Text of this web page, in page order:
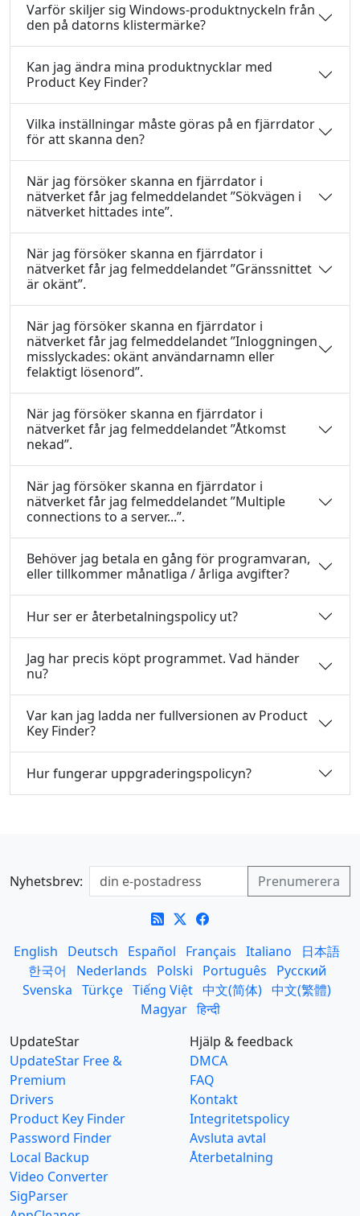
Varför skiljer sig Windows-produktnyckeln från
den på datorns klistermärke?
Kan jag ändra mina produktnycklar med
Product Key Finder?
Vilka inställningar måste göras på en fjärrdator
för att skanna den?
När jag försöker skanna en fjärrdator i
nätverket får jag felmeddelandet ”Sökvägen i
nätverket hittades inte”.
När jag försöker skanna en fjärrdator i
nätverket får jag felmeddelandet ”Gränssnittet
är okänt”.
När jag försöker skanna en fjärrdator i
nätverket får jag felmeddelandet ”Inloggningen
misslyckades: okänt användarnamn eller
felaktigt lösenord”.
När jag försöker skanna en fjärrdator i
nätverket får jag felmeddelandet ”Åtkomst
nekad”.
När jag försöker skanna en fjärrdator i
nätverket får jag felmeddelandet ”Multiple
connections to a server...”.
Behöver jag betala en gång för programvaran,
eller tillkommer månatliga / årliga avgifter?
Hur ser er återbetalningspolicy ut?
Jag har precis köpt programmet. Vad händer
nu?
Var kan jag ladda ner fullversionen av Product
Key Finder?
Hur fungerar uppgraderingspolicyn?
Nyhetsbrev:
English Deutsch Español Français Italiano
日本語
한국어
Nederlands Polski Português
Русский
Svenska Türkçe Tiếng Việt 中文(简体) 中文(繁體)
Magyar हिन्दी
UpdateStar
UpdateStar Free &
Premium
Drivers
Product Key Finder
Password Finder
Local Backup
Video Converter
SigParser
Hjälp & feedback
DMCA
FAQ
Kontakt
Integritetspolicy
Avsluta avtal
Återbetalning